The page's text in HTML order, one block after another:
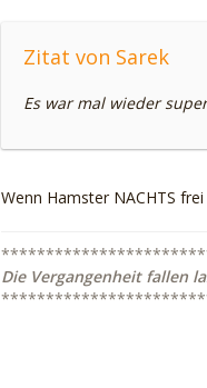
Zitat von Sarek
Es war mal wieder
Wenn Hamster NACHTS
Die Vergangenheit fallen